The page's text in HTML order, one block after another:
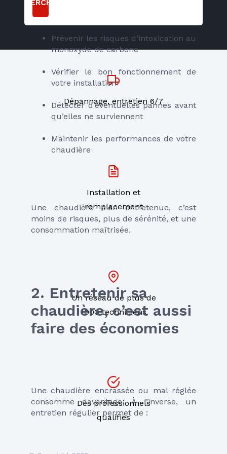
Prévenir les risques d’intoxication au
monoxyde de carbone
Vérifier le bon fonctionnement de
votre installation
Détecter d’éventuelles pannes avant
qu’elles ne surviennent
Maintenir les performances de votre
chaudière
Une chaudière bien entretenue, c’est
moins de risques, plus de sérénité, et une
consommation maîtrisée.
2. Entretenir sa
chaudière, c’est aussi
faire des économies
Une chaudière encrassée ou mal réglée
consomme davantage. À l’inverse, un
entretien régulier permet de :
RECHERCHER
Dépannage, entretien 6/7
Installation et
remplacement
Un réseau de plus de
1000 techniciens
Des professionnels
qualifiés